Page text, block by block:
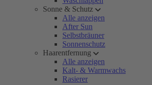
Sonne & Schutz
Alle anzeigen
After Sun
Selbstbräuner
Sonnenschutz
Haarentfernung
Alle anzeigen
Kalt- & Warmwachs
Rasierer